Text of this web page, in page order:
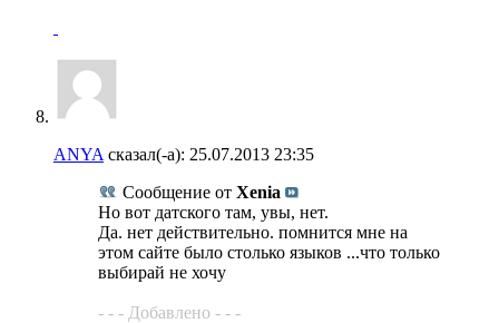
ANYA сказал(-а): 25.07.2013 23:35
Сообщение от Xenia
Но вот датского там, увы, нет.
Да. нет действительно. помнится мне на
этом сайте было столько языков ...что только
выбирай не хочу
- - - Добавлено - - -